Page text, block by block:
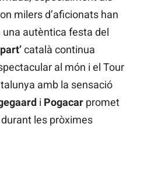
milers d’aficionats han
una autèntica festa del
català continua
al món i el Tour
amb la sensació
i Pogacar promet
les pròximes